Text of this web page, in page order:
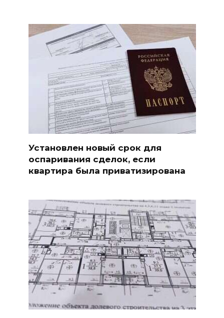
Установлен новый срок для
оспаривания сделок, если
квартира была приватизирована